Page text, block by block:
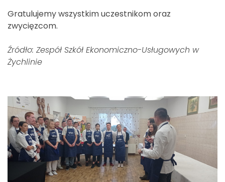
Gratulujemy wszystkim uczestnikom oraz
zwycięzcom.
Źródło: Zespół Szkół Ekonomiczno-Usługowych w
Żychlinie